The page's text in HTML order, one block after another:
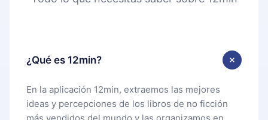
¿Qué es 12min?
En la aplicación 12min, extraemos las mejores
ideas y percepciones de los libros de no ficción